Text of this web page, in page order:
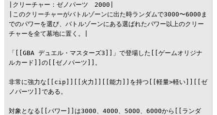
|クリーチャー：ゼノパーツ　2000|
|このクリーチャーがバトルゾーンに出た時ランダムで3000〜6000ま
でのパワーを選び、バトルゾーンにある選ばれたパワー以上のクリー
チャーを全て墓地に置く。|
「[[GBA デュエル・マスターズ3]]」で登場した[[ゲームオリジナ
ルカード]]の[[ゼノパーツ]]。
非常に強力な[[cip]][[火力]][[能力]]を持つ[[軽量>軽い]][[ゼ
ノパーツ]]である。
対象となる[[パワー]]は3000、4000、5000、6000から[[ランダ